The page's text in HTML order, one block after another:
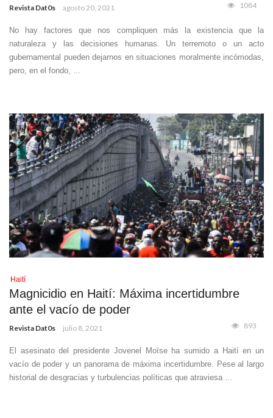
Revista Dat0s agosto 20, 2021 1084
No hay factores que nos compliquen más la existencia que la
naturaleza y las decisiones humanas. Un terremoto o un acto
gubernamental pueden dejarnos en situaciones moralmente incómodas,
pero, en el fondo, ...
Haití
Magnicidio en Haití: Máxima incertidumbre
ante el vacío de poder
Revista Dat0s julio 8, 2021 893
El asesinato del presidente Jovenel Moïse ha sumido a Haití en un
vacío de poder y un panorama de máxima incertidumbre. Pese al largo
historial de desgracias y turbulencias políticas que atraviesa ...